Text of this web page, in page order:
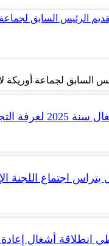
الرئيس السابق
السابق لجماعة أوريكة
والصناعة…
اجتماع اللجنة
انطلاقة أشغال